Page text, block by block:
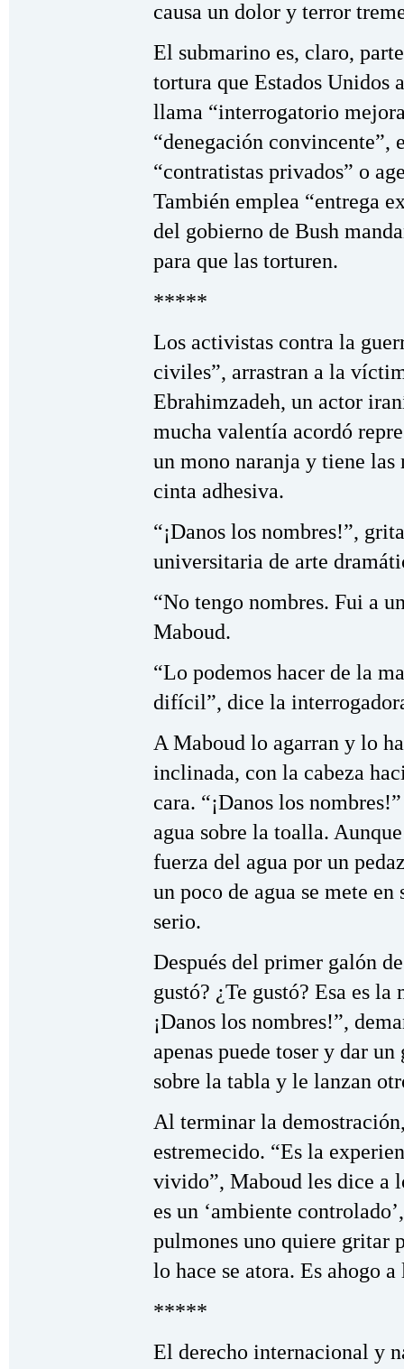
causa un dolor y terror
El submarino es, claro,
tortura que Estados Unidos
llama “interrogatorio
“denegación convincente”,
“contratistas privados” o
También emplea “entrega
del gobierno de Bush
para que las torturen.
*****
Los activistas contra la
civiles”, arrastran a la
Ebrahimzadeh, un actor
mucha valentía acordó
un mono naranja y tiene las
cinta adhesiva.
“¡Danos los nombres!”,
universitaria de arte
“No tengo nombres. Fui a
Maboud.
“Lo podemos hacer de la
difícil”, dice la
A Maboud lo agarran y lo
inclinada, con la cabeza
cara. “¡Danos los
agua sobre la toalla.
fuerza del agua por un
un poco de agua se mete en
serio.
Después del primer galón
gustó? ¿Te gustó? Esa es
¡Danos los nombres!”,
apenas puede toser y dar
sobre la tabla y le lanzan
Al terminar la
estremecido. “Es la
vivido”, Maboud les dice a
es un ‘ambiente
pulmones uno quiere gritar
lo hace se atora. Es ahogo
*****
El derecho internacional y